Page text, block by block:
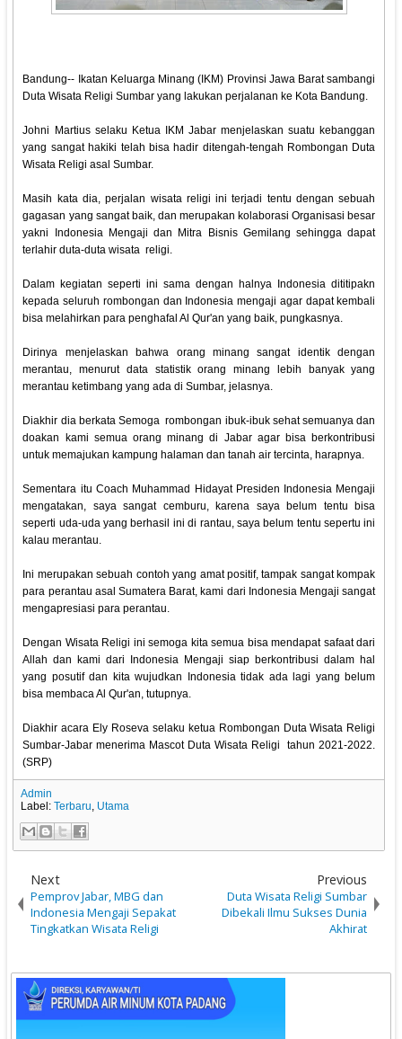
Bandung-- Ikatan Keluarga Minang (IKM) Provinsi Jawa Barat sambangi
Duta Wisata Religi Sumbar yang lakukan perjalanan ke Kota Bandung.
Johni Martius selaku Ketua IKM Jabar menjelaskan suatu kebanggan
yang sangat hakiki telah bisa hadir ditengah-tengah Rombongan Duta
Wisata Religi asal Sumbar.
Masih kata dia, perjalan wisata religi ini terjadi tentu dengan sebuah
gagasan yang sangat baik, dan merupakan kolaborasi Organisasi besar
yakni Indonesia Mengaji dan Mitra Bisnis Gemilang sehingga dapat
terlahir duta-duta wisata religi.
Dalam kegiatan seperti ini sama dengan halnya Indonesia dititipakn
kepada seluruh rombongan dan Indonesia mengaji agar dapat kembali
bisa melahirkan para penghafal Al Qur'an yang baik, pungkasnya.
Dirinya menjelaskan bahwa orang minang sangat identik dengan
merantau, menurut data statistik orang minang lebih banyak yang
merantau ketimbang yang ada di Sumbar, jelasnya.
Diakhir dia berkata Semoga rombongan ibuk-ibuk sehat semuanya dan
doakan kami semua orang minang di Jabar agar bisa berkontribusi
untuk memajukan kampung halaman dan tanah air tercinta, harapnya.
Sementara itu Coach Muhammad Hidayat Presiden Indonesia Mengaji
mengatakan, saya sangat cemburu, karena saya belum tentu bisa
seperti uda-uda yang berhasil ini di rantau, saya belum tentu sepertu ini
kalau merantau.
Ini merupakan sebuah contoh yang amat positif, tampak sangat kompak
para perantau asal Sumatera Barat, kami dari Indonesia Mengaji sangat
mengapresiasi para perantau.
Dengan Wisata Religi ini semoga kita semua bisa mendapat safaat dari
Allah dan kami dari Indonesia Mengaji siap berkontribusi dalam hal
yang posutif dan kita wujudkan Indonesia tidak ada lagi yang belum
bisa membaca Al Qur'an, tutupnya.
Diakhir acara Ely Roseva selaku ketua Rombongan Duta Wisata Religi
Sumbar-Jabar menerima Mascot Duta Wisata Religi tahun 2021-2022.
(SRP)
Admin
Label:Terbaru, Utama
Next
Pemprov Jabar, MBG dan
Indonesia Mengaji Sepakat
Tingkatkan Wisata Religi
Previous
Duta Wisata Religi Sumbar
Dibekali Ilmu Sukses Dunia
Akhirat